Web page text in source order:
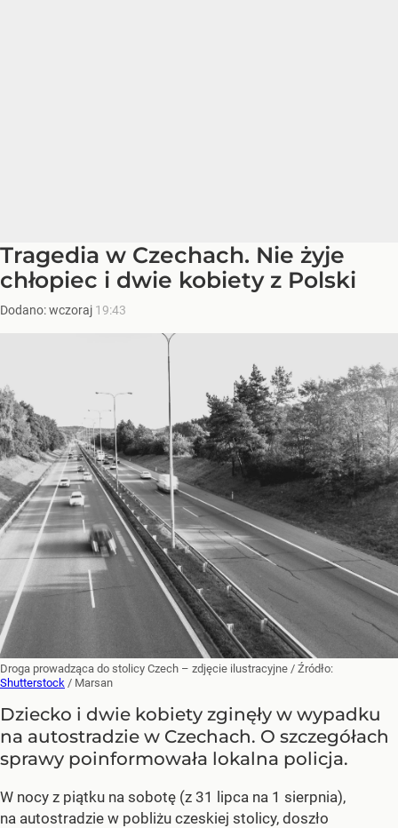
Tragedia w Czechach. Nie żyje
chłopiec i dwie kobiety z Polski
Dodano:wczoraj 19:43
Droga prowadząca do stolicy Czech – zdjęcie ilustracyjne / Źródło:
Shutterstock / Marsan
Dziecko i dwie kobiety zginęły w wypadku
na autostradzie w Czechach. O szczegółach
sprawy poinformowała lokalna policja.
W nocy z piątku na sobotę (z 31 lipca na 1 sierpnia),
na autostradzie w pobliżu czeskiej stolicy, doszło